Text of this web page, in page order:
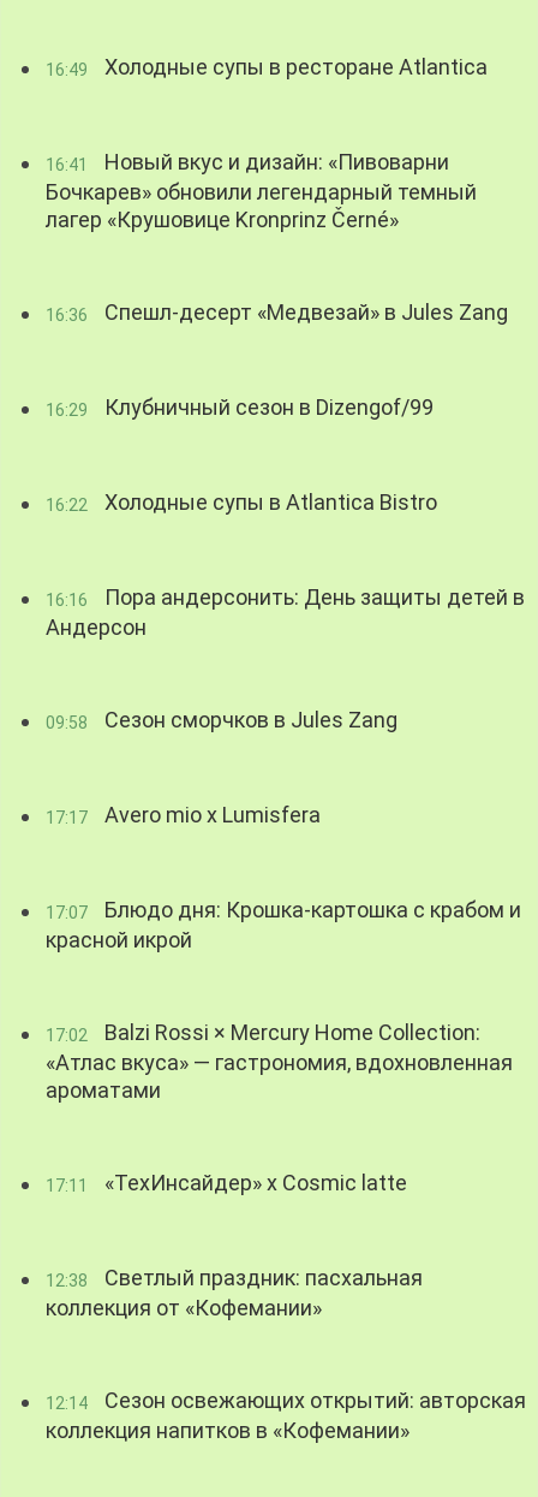
16:49 Холодные супы в ресторане Atlantica
16:41
Новый вкус и дизайн: «Пивоварни
Бочкарев» обновили легендарный темный
лагер «Крушовице Kronprinz Černé»
16:36 Спешл-десерт «Медвезай» в Jules Zang
16:29 Клубничный сезон в Dizengof/99
16:22 Холодные супы в Atlantica Bistro
16:16
Пора андерсонить: День защиты детей в
Андерсон
09:58 Сезон сморчков в Jules Zang
17:17 Avero mio x Lumisfera
17:07
Блюдо дня: Крошка-картошка с крабом и
красной икрой
17:02
Balzi Rossi × Mercury Home Collection:
«Атлас вкуса» — гастрономия, вдохновленная
ароматами
17:11 «ТехИнсайдер» х Cosmic latte
12:38
Светлый праздник: пасхальная
коллекция от «Кофемании»
12:14
Сезон освежающих открытий: авторская
коллекция напитков в «Кофемании»